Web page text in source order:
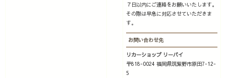
７日以内にご連絡をお願いいたします。
その際は早急に対応させていただきま
す。
お問い合わせ先
リカーショップ リーバイ
〒818-0024 福岡県筑紫野市原田7-12-
5